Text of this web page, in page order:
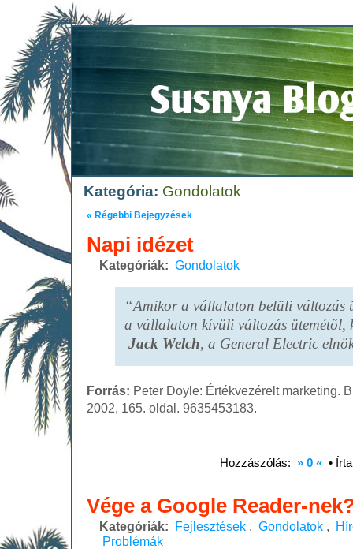
Kategória: Gondolatok
« Régebbi Bejegyzések
Napi idézet
Kategóriák: Gondolatok
“Amikor a vállalaton belüli változás
a vállalaton kívüli változás ütemétől,
Jack Welch, a General Electric
Forrás: Peter Doyle: Értékvezérelt marketing.
2002, 165. oldal. 9635453183.
Hozzászólás: » 0 « •
Vége a Google Reader-
Kategóriák: Fejlesztések , Gondolatok ,
Problémák